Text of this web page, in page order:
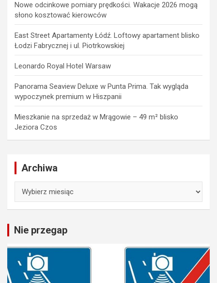
Nowe odcinkowe pomiary prędkości. Wakacje 2026 mogą
słono kosztować kierowców
East Street Apartamenty Łódź. Loftowy apartament blisko
Łodzi Fabrycznej i ul. Piotrkowskiej
Leonardo Royal Hotel Warsaw
Panorama Seaview Deluxe w Punta Prima. Tak wygląda
wypoczynek premium w Hiszpanii
Mieszkanie na sprzedaż w Mrągowie – 49 m² blisko
Jeziora Czos
Archiwa
Nie przegap